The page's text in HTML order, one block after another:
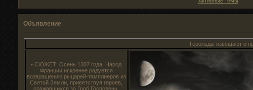
Объявление
Герольды извещают о
• СЮЖЕТ: Осень 1307 года. Народ
Франции искренне радуется
возвращению рыцарей-тамплиеров из
Святой Земли, приветствуя героев,
сражавшихся за Гроб Господень.